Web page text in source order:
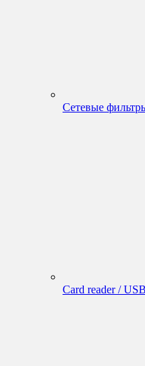
Сетевые
Card reader /